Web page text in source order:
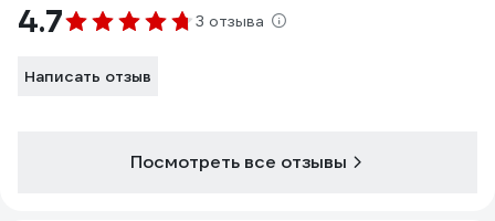
4.7 3 отзыва
Написать отзыв
Посмотреть все отзывы